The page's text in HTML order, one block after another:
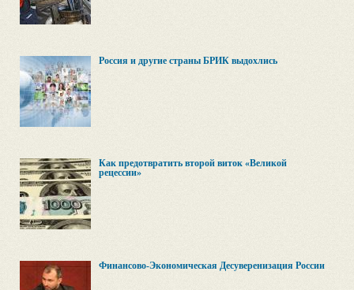
Россия и другие страны БРИК выдохлись
Как предотвратить второй виток «Великой
рецессии»
Финансово-Экономическая Десуверенизация России